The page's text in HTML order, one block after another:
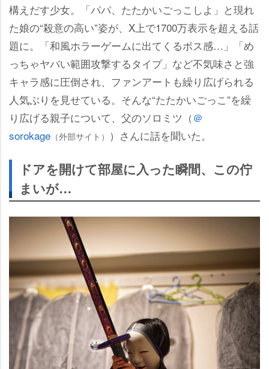
構えだす少女。「パパ、たたかいごっこしよ」と現れ
た娘の“殺意の高い”姿が、X上で1700万表示を超える話
題に。「和風ホラーゲームに出てくるボス感…」「め
っちゃヤバい範囲攻撃するタイプ」など不気味さと強
キャラ感に圧倒され、ファンアートも繰り広げられる
人気ぶりを見せている。そんな“たたかいごっこ”を繰
り広げる親子について、父のソロミツ（＠
sorokage （外部サイト） ）さんに話を聞いた。
ドアを開けて部屋に入った瞬間、この佇
まいが…